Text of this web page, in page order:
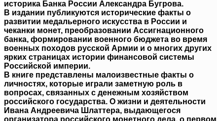
историка Банка России Александра Бугрова.
В издании публикуются исторические факты о
развитии медальерного искусства в России и
чеканки монет, преобразовании Ассигнационного
банка, формировании военного бюджета во время
военных походов русской Армии и о многих других
ярких страницах истории финансовой системы
Российской империи.
В книге представлены малоизвестные факты о
личностях, которые играли заметную роль в
вопросах, связанных с денежным хозяйством
российского государства. О жизни и деятельности
Ивана Андреевича Шлаттера, выдающегося
организатора российского монетного дела, о первом